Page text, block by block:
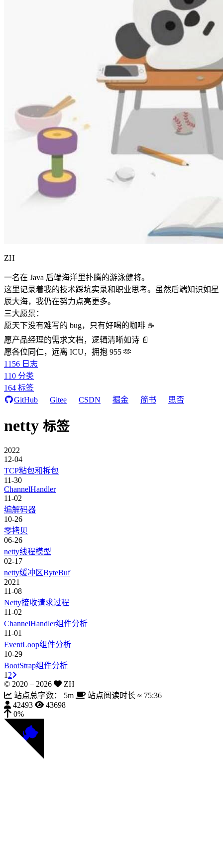
ZH
一名在 Java 后端海洋里扑腾的游泳健将。
这里记录着我的技术踩坑实录和职业思考。虽然后端知识如星
辰大海，我仍在努力点亮更多。
三大愿景：
愿天下没有难写的 bug，只有好喝的咖啡 ☕️
愿产品经理的需求文档，逻辑清晰如诗 📄
愿各位同仁，远离 ICU，拥抱 955 🫶
1156 日志
110 分类
164 标签
GitHub
Gitee CSDN 掘金 简书 思否
netty 标签
2022
12-04
TCP粘包和拆包
11-30
ChannelHandler
11-02
编解码器
10-26
零拷贝
06-26
netty线程模型
02-17
netty缓冲区ByteBuf
2021
11-08
Netty接收请求过程
11-02
ChannelHandler组件分析
11-01
EventLoop组件分析
10-29
BootStrap组件分析
1 2
© 2020 – 2026
ZH
站点总字数：
5m 站点阅读时长 ≈ 75:36
42493
43698
0%